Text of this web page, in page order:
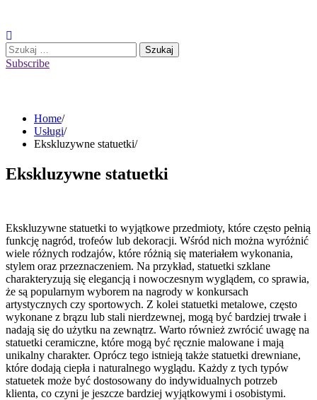
content
Szukaj:
Subscribe
Home
Usługi
Ekskluzywne statuetki
Ekskluzywne statuetki
Ekskluzywne statuetki to wyjątkowe przedmioty, które często pełnią
funkcję nagród, trofeów lub dekoracji. Wśród nich można wyróżnić
wiele różnych rodzajów, które różnią się materiałem wykonania,
stylem oraz przeznaczeniem. Na przykład, statuetki szklane
charakteryzują się elegancją i nowoczesnym wyglądem, co sprawia,
że są popularnym wyborem na nagrody w konkursach
artystycznych czy sportowych. Z kolei statuetki metalowe, często
wykonane z brązu lub stali nierdzewnej, mogą być bardziej trwałe i
nadają się do użytku na zewnątrz. Warto również zwrócić uwagę na
statuetki ceramiczne, które mogą być ręcznie malowane i mają
unikalny charakter. Oprócz tego istnieją także statuetki drewniane,
które dodają ciepła i naturalnego wyglądu. Każdy z tych typów
statuetek może być dostosowany do indywidualnych potrzeb
klienta, co czyni je jeszcze bardziej wyjątkowymi i osobistymi.